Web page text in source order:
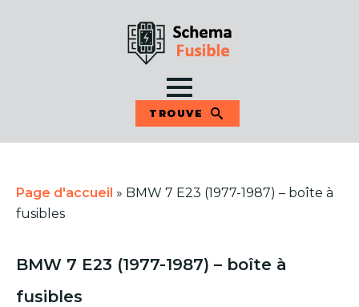
TROUVE
Page d'accueil » BMW 7 E23 (1977-1987) – boîte à
fusibles
BMW 7 E23 (1977-1987) – boîte à
fusibles